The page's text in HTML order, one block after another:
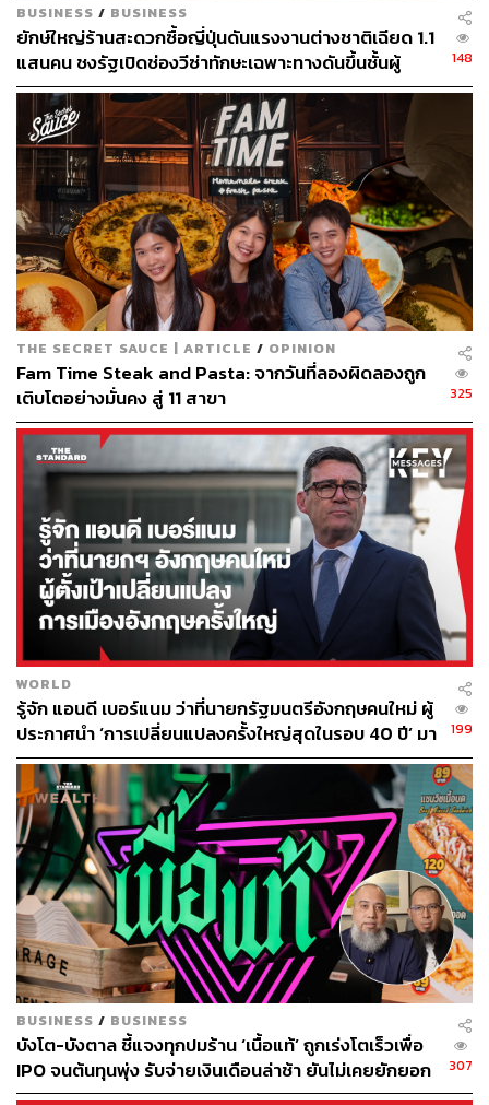
ABOUT THE AUTHOR
THE STANDARD TEAM
กองบรรณาธิการ THE STANDARD
BUSINESS / BUSINESS
ยักษ์ใหญ่ร้านสะดวกซื้อญี่ปุ่นดันแรงงานต่างชาติเฉียด 1.1
แสนคน ชงรัฐเปิดช่องวีซ่าทักษะเฉพาะทางดันขึ้นชั้นผู้
จัดการ
148
THE SECRET SAUCE | ARTICLE / OPINION
Fam Time Steak and Pasta: จากวันที่ลองผิดลองถูก
เติบโตอย่างมั่นคง สู่ 11 สาขา
325
WORLD
รู้จัก แอนดี เบอร์แนม ว่าที่นายกรัฐมนตรีอังกฤษคนใหม่ ผู้
ประกาศนำ ‘การเปลี่ยนแปลงครั้งใหญ่สุดในรอบ 40 ปี’ มา
สู่การเมืองอังกฤษ
199
BUSINESS / BUSINESS
บังโต-บังตาล ชี้แจงทุกปมร้าน ‘เนื้อแท้’ ถูกเร่งโตเร็วเพื่อ
IPO จนต้นทุนพุ่ง รับจ่ายเงินเดือนล่าช้า ยันไม่เคยยักยอก
เงินประกันสังคม
307